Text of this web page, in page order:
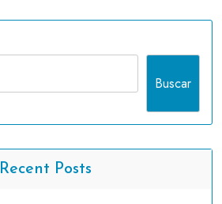
Buscar
Recent Posts